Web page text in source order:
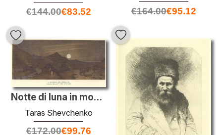
€164.00€95.12
€144.00€83.52
Notte di luna in montagna
Taras Shevchenko
€172.00€99.76